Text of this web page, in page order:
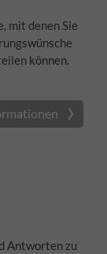
mit denen Sie
können.
Antworten zu